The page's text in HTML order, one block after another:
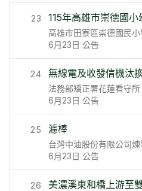
23 115年高雄市崇德國
高雄市田寮區崇德國民小
6月23日 公告
24 無線電及收發信機汰
法務部矯正署花蓮看守所
6月23日 公告
25 濾棒
台灣中油股份有限公司
6月23日 公告
26
美濃溪東和橋上游至